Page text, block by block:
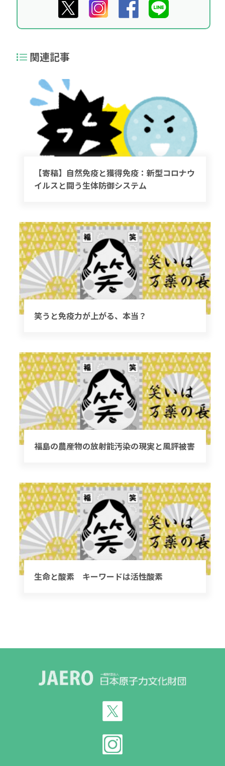
関連記事
【寄稿】自然免疫と獲得免疫：新型コロナウ
イルスと闘う生体防御システム
笑うと免疫力が上がる、本当？
福島の農産物の放射能汚染の現実と風評被害
生命と酸素 キーワードは活性酸素